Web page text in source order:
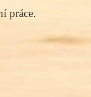
práce.